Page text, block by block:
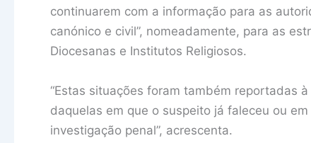
continuarem com a informação para as
canónico e civil”, nomeadamente, para as
Diocesanas e Institutos Religiosos.
“Estas situações foram também reportadas
daquelas em que o suspeito já faleceu ou
investigação penal”, acrescenta.